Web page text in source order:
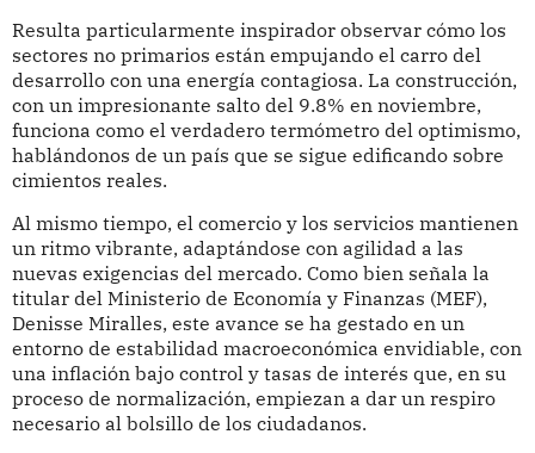
Resulta particularmente inspirador observar cómo los
sectores no primarios están empujando el carro del
desarrollo con una energía contagiosa. La construcción,
con un impresionante salto del 9.8% en noviembre,
funciona como el verdadero termómetro del optimismo,
hablándonos de un país que se sigue edificando sobre
cimientos reales.
Al mismo tiempo, el comercio y los servicios mantienen
un ritmo vibrante, adaptándose con agilidad a las
nuevas exigencias del mercado. Como bien señala la
titular del Ministerio de Economía y Finanzas (MEF),
Denisse Miralles, este avance se ha gestado en un
entorno de estabilidad macroeconómica envidiable, con
una inflación bajo control y tasas de interés que, en su
proceso de normalización, empiezan a dar un respiro
necesario al bolsillo de los ciudadanos.